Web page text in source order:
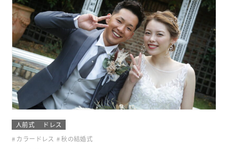
人前式
ドレス
カラードレス
秋の結婚式